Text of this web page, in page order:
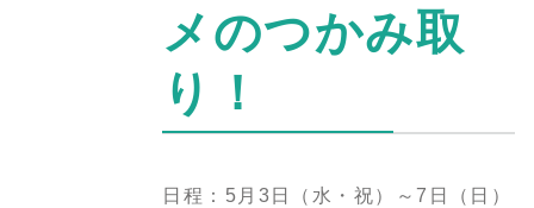
メのつかみ取
り！
日程：5月3日（水・祝）～7日（日）